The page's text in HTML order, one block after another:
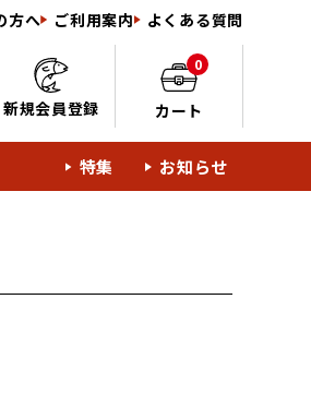
方へ ご利用案内 よくある質問
新規会員登録
0
カート
特集 お知らせ